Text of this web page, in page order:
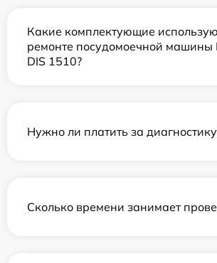
Какие комплектующие
ремонте посудомоечной машины
DIS 1510?
Нужно ли платить за
Сколько времени занимает